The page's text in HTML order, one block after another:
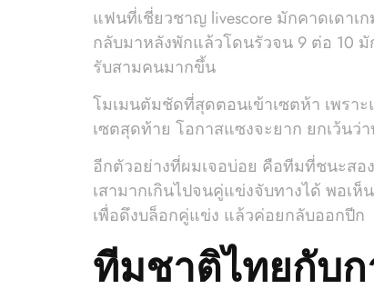
แฟนที่เชี่ยวชาญ livescore มักคาดเดา
กลับมาหลังพักแล้วโดนรัวจน 9 ต่อ 10
รับสามคนมากขึ้น
โมเมนตัมชัดที่สุดตอนเข้าเซตห้า เพรา
เซตสุดท้าย โอกาสแซงจะยาก ยกเว้น
อีกตัวอย่างที่ผมเจอบ่อย คือทีมที่ชนะสอ
เสามากเกินไปจนคู่แข่งจับทางได้ พอเ
เพื่อดึงบล็อกคู่แข่ง แล้วค่อยกลับออกปีก
ทีมชาติไทยกับก